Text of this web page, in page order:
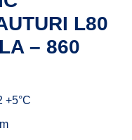
L80
– 860
+5°C